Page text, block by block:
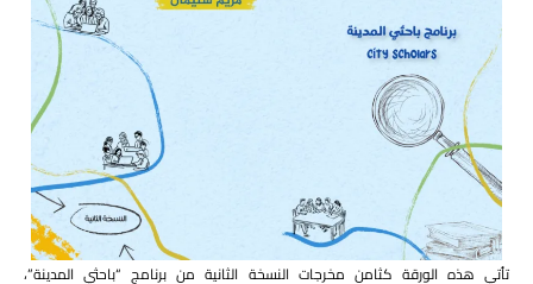
تأتي هذه الورقة كثامن مخرجات النسخة الثانية من برنامج “باحثي المدينة”،